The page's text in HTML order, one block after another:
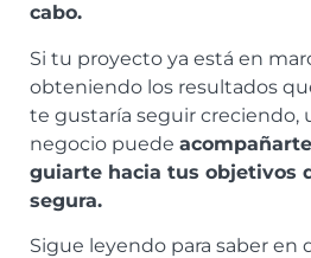
cabo.
Si tu proyecto ya está en
obteniendo los resultados
te gustaría seguir creciendo,
negocio puede
guiarte hacia tus objetivos
segura.
Sigue leyendo para saber en